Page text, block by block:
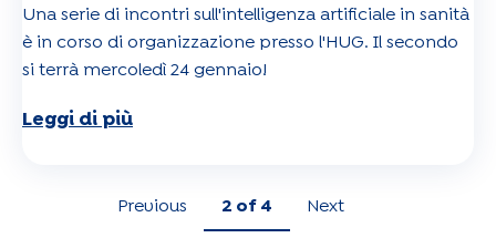
Una serie di incontri sull'intelligenza artificiale in sanità
è in corso di organizzazione presso l'HUG. Il secondo
si terrà mercoledì 24 gennaio!
Leggi di più
Previous 2 of 4 Next